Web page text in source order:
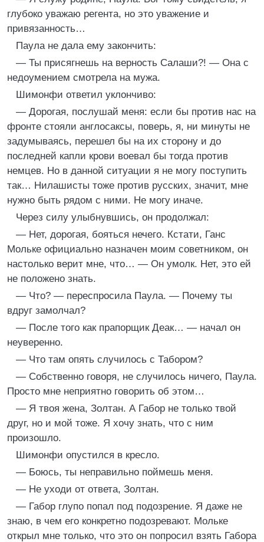
глубоко уважаю регента, но это уважение и
привязанность…
Паула не дала ему закончить:
— Ты присягнешь на верность Салаши?! — Она с
недоумением смотрела на мужа.
Шимонфи ответил уклончиво:
— Дорогая, послушай меня: если бы против нас на
фронте стояли англосаксы, поверь, я, ни минуты не
задумываясь, перешел бы на их сторону и до
последней капли крови воевал бы тогда против
немцев. Но в данной ситуации я не могу поступить
так… Нилашисты тоже против русских, значит, мне
нужно быть рядом с ними. Не могу иначе.
Через силу улыбнувшись, он продолжал:
— Нет, дорогая, бояться нечего. Кстати, Ганс
Мольке официально назначен моим советником, он
настолько верит мне, что… — Он умолк. Нет, это ей
не положено знать.
— Что? — переспросила Паула. — Почему ты
вдруг замолчал?
— После того как прапорщик Деак… — начал он
неуверенно.
— Что там опять случилось с Табором?
— Собственно говоря, не случилось ничего, Паула.
Просто мне неприятно говорить об этом…
— Я твоя жена, Золтан. А Габор не только твой
друг, но и мой тоже. Я хочу знать, что с ним
произошло.
Шимонфи опустился в кресло.
— Боюсь, ты неправильно поймешь меня.
— Не уходи от ответа, Золтан.
— Габор глупо попал под подозрение. Я даже не
знаю, в чем его конкретно подозревают. Мольке
открыл мне только, что это он попросил взять Габора